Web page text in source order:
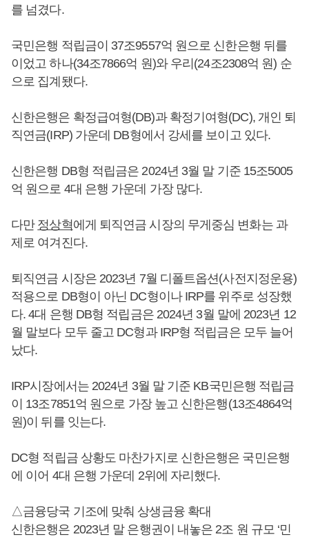
를 넘겼다.
국민은행 적립금이 37조9557억 원으로 신한은행 뒤를
이었고 하나(34조7866억 원)와 우리(24조2308억 원) 순
으로 집계됐다.
신한은행은 확정급여형(DB)과 확정기여형(DC), 개인 퇴
직연금(IRP) 가운데 DB형에서 강세를 보이고 있다.
신한은행 DB형 적립금은 2024년 3월 말 기준 15조5005
억 원으로 4대 은행 가운데 가장 많다.
다만 정상혁에게 퇴직연금 시장의 무게중심 변화는 과
제로 여겨진다.
퇴직연금 시장은 2023년 7월 디폴트옵션(사전지정운용)
적용으로 DB형이 아닌 DC형이나 IRP를 위주로 성장했
다. 4대 은행 DB형 적립금은 2024년 3월 말에 2023년 12
월 말보다 모두 줄고 DC형과 IRP형 적립금은 모두 늘어
났다.
IRP시장에서는 2024년 3월 말 기준 KB국민은행 적립금
이 13조7851억 원으로 가장 높고 신한은행(13조4864억
원)이 뒤를 잇는다.
DC형 적립금 상황도 마찬가지로 신한은행은 국민은행
에 이어 4대 은행 가운데 2위에 자리했다.
△금융당국 기조에 맞춰 상생금융 확대
신한은행은 2023년 말 은행권이 내놓은 2조 원 규모 ‘민